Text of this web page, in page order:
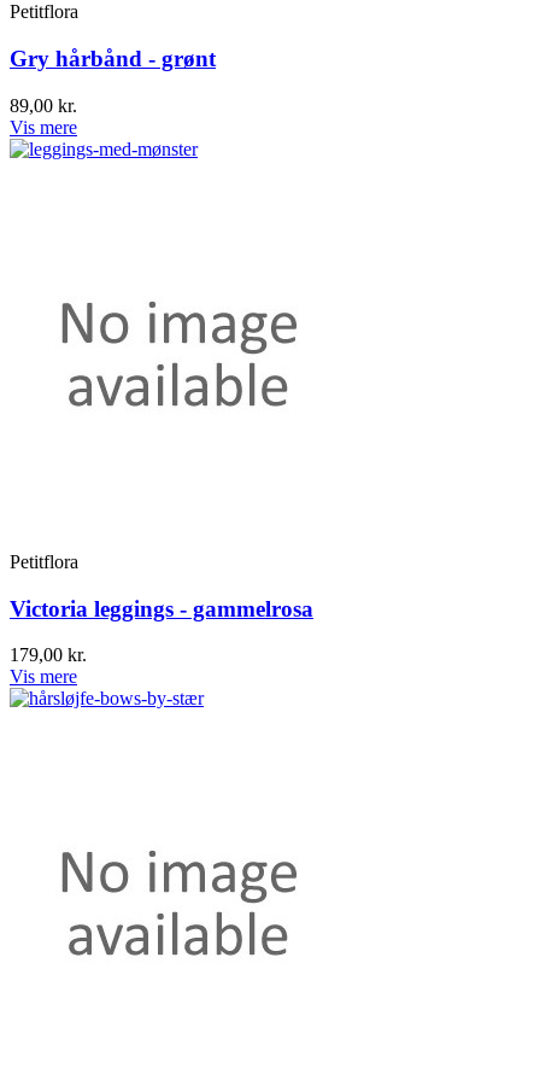
Petitflora
Gry hårbånd - grønt
89,00 kr.
Vis mere
Petitflora
Victoria leggings - gammelrosa
179,00 kr.
Vis mere